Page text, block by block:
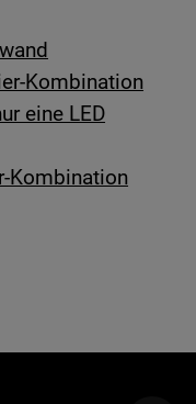
Kombination
eine LED
Kombination